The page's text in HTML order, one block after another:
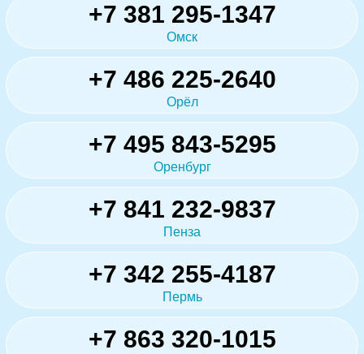
+7 381 295-1347
Омск
+7 486 225-2640
Орёл
+7 495 843-5295
Оренбург
+7 841 232-9837
Пенза
+7 342 255-4187
Пермь
+7 863 320-1015